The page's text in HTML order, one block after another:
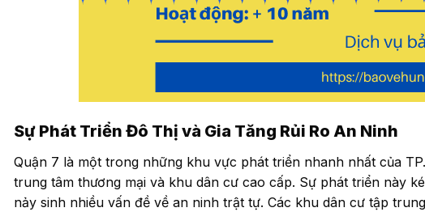
Sự Phát Triển Đô Thị và Gia Tăng Rủi Ro An Ninh
Quận 7 là một trong những khu vực phát triển nhanh nhất của
trung tâm thương mại và khu dân cư cao cấp. Sự phát triển này
nảy sinh nhiều vấn đề về an ninh trật tự. Các khu dân cư tập